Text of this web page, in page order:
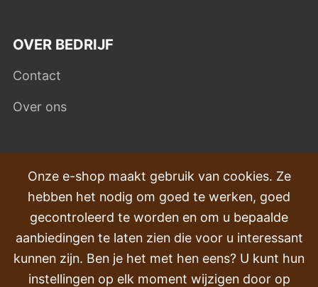
OVER BEDRIJF
Contact
Over ons
VEEL GESTELDE VRAGEN
Klachten
Transport en levering
Volgorde
Onze e-shop maakt gebruik van cookies. Ze
hebben het nodig om goed te werken, goed
gecontroleerd te worden en om u bepaalde
aanbiedingen te laten zien die voor u interessant
kunnen zijn. Ben je het met hen eens? U kunt hun
instellingen op elk moment wijzigen door op